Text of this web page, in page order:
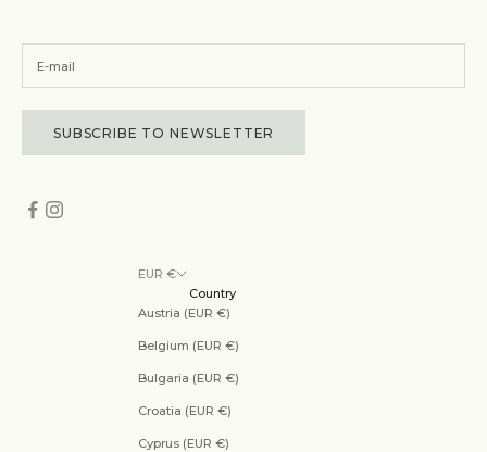
SUBSCRIBE TO NEWSLETTER
EUR €
Country
Austria (EUR €)
Belgium (EUR €)
Bulgaria (EUR €)
Croatia (EUR €)
Cyprus (EUR €)